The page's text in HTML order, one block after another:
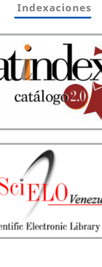
Indexaciones